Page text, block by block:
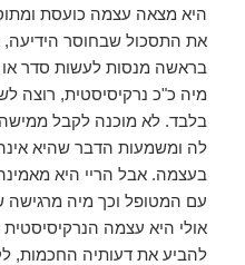
היא מצאה עצמה כועסת
את התסכול שבחוסר הידיעה,
בראשה מנסות לעשות סדר
מיה כ"כ נרקיסיסטית, רוצה
בלבד. לא מוכנה לקבל
לה ומשמעות הדבר שהיא
בעצמה. אבל הריי היא
עם המטופל וכך מיה מרגישה
אולי היא עצמה
להביע את דעותיה החכמות,